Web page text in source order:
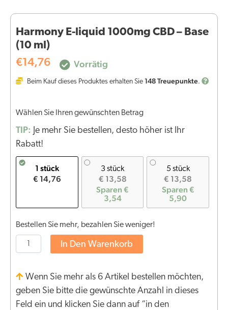
Harmony E-liquid 1000mg CBD – Base
(10 ml)
€14,76 Vorrätig
Beim Kauf dieses Produktes erhalten Sie 148Treuepunkte.
Wählen Sie Ihren gewünschten Betrag
TIP: Je mehr Sie bestellen, desto höher ist Ihr
Rabatt!
1 stück
€ 14,76
3 stück
€ 13,58
Sparen €
3,54
5 stück
€ 13,58
Sparen €
5,90
Bestellen Sie mehr, bezahlen Sie weniger!
In Den Warenkorb
Wenn Sie mehr als 6 Artikel bestellen möchten,
geben Sie bitte die gewünschte Anzahl in dieses
Feld ein und klicken Sie dann auf “in den